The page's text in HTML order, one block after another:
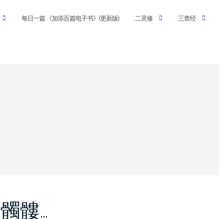
每日一篇 《加添百篇电子书》(更新版) 二灵修 三查经
髏…